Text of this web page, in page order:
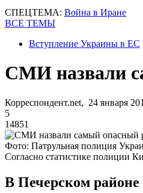
СПЕЦТЕМА: Война в Иране
ВСЕ ТЕМЫ
Вступление Украины в ЕС
СМИ назвали
Корреспондент.net, 24 января
5
14851
Фото: Патрульная полиция
Согласно статистике полиции
В Печерском районе